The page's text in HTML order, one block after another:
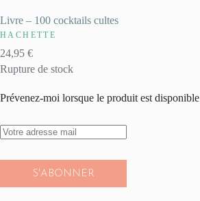
Livre – 100 cocktails cultes
HACHETTE
24,95 €
Rupture de stock
Prévenez-moi lorsque le produit est disponible
S'ABONNER